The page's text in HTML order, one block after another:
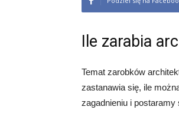
Ile zarabia
Temat zarobków
zastanawia się, ile
zagadnieniu i